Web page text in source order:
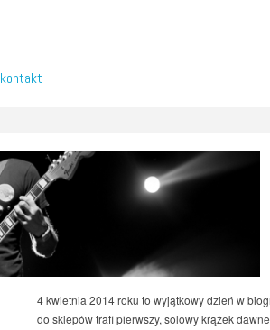
kontakt
4 kwietnia 2014 roku to wyjątkowy dzień w
do sklepów trafi pierwszy, solowy krążek